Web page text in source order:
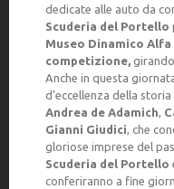
dedicate alle auto da
Scuderia del Portello
Museo Dinamico
competizione,
Anche in questa
d’eccellenza della
Andrea de Adamich,
Gianni Giudici, che
gloriose imprese del
Scuderia del Portello
conferiranno a fine